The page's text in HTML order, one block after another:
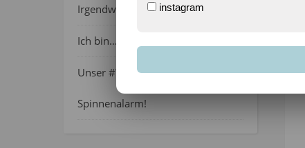
Irgendwie wie April, oder?
Ich bin…
Unser #WIB am 01./02.08.2026 –
Spinnenalarm!
instagram